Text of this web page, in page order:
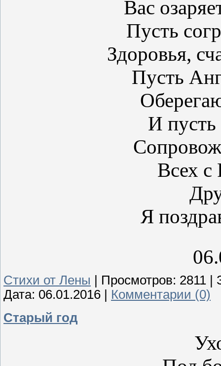
Вас
Пусть
Здоровья,
Пусть
И пусть
Всех с
Я
Стихи от Лены Просмотров: 2811
Дата: 06.01.2016
Комментарии (0)
Старый год